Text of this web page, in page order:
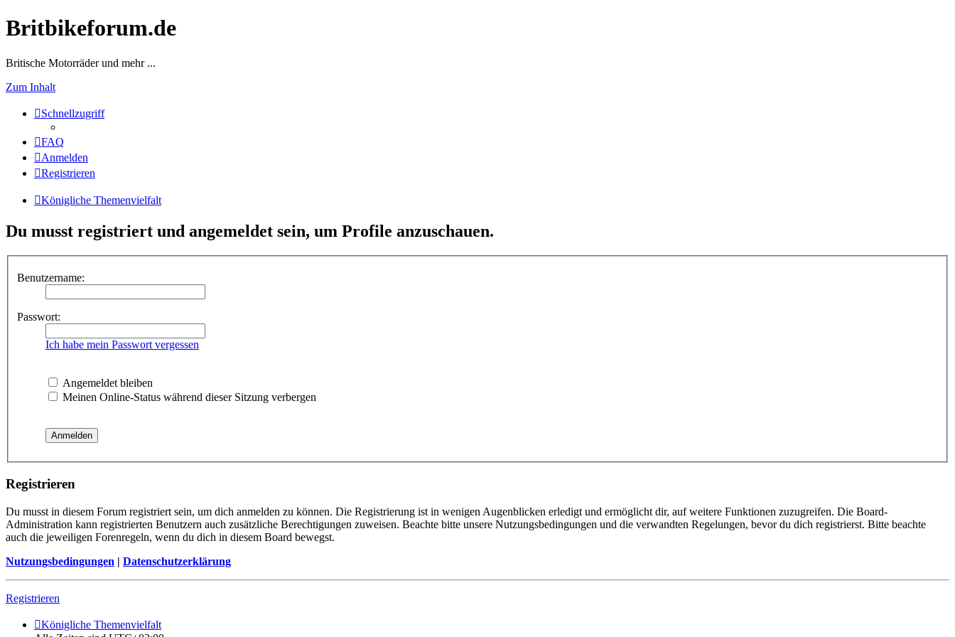
Britbikeforum.de
Britische Motorräder und mehr ...
Zum Inhalt
Schnellzugriff
FAQ
Anmelden
Registrieren
Königliche Themenvielfalt
Du musst registriert und angemeldet sein, um Profile anzuschauen.
Benutzername:
Passwort:
Ich habe mein Passwort vergessen
Angemeldet bleiben
Meinen Online-Status während dieser Sitzung verbergen
Registrieren
Du musst in diesem Forum registriert sein, um dich anmelden zu können. Die Registrierung ist in wenigen Augenblicken erledigt und ermöglicht dir, auf weitere Funktionen zuzugreifen. Die Board-
Administration kann registrierten Benutzern auch zusätzliche Berechtigungen zuweisen. Beachte bitte unsere Nutzungsbedingungen und die verwandten Regelungen, bevor du dich registrierst. Bitte beachte
auch die jeweiligen Forenregeln, wenn du dich in diesem Board bewegst.
Nutzungsbedingungen | Datenschutzerklärung
Registrieren
Königliche Themenvielfalt